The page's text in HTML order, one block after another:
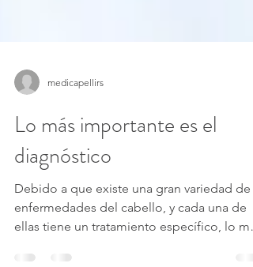
medicapellirs
Lo más importante es el
diagnóstico